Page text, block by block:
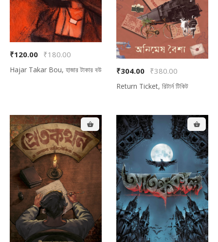
₹120.00 ₹180.00
Hajar Takar Bou, হাজার টাকার বউ ₹304.00 ₹380.00
Return Ticket, রিটার্ন টিকিট